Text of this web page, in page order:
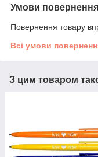
Умови повернення
Повернення товару
Всі умови
З цим товаром